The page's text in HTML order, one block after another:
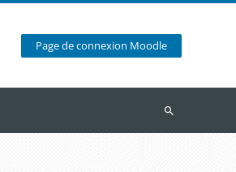
Page de connexion Moodle
Recherche